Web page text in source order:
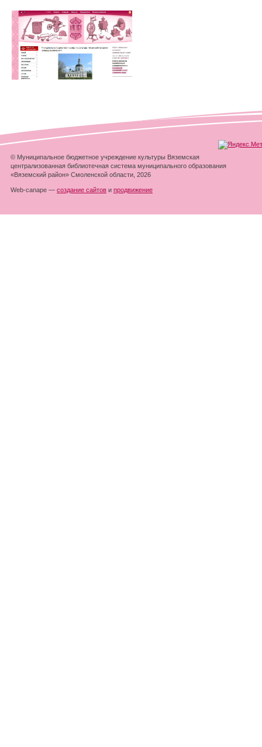
© Муниципальное бюджетное учреждение культуры Вяземская
централизованная библиотечная система муниципального образования
«Вяземский район» Смоленской области, 2026
Web-canape — создание сайтов и продвижение